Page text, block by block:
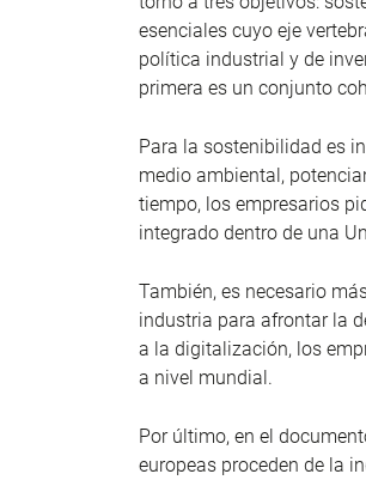
esenciales cuyo eje
política industrial y de
primera es un conjunto
Para la sostenibilidad es
medio ambiental,
tiempo, los empresarios
integrado dentro de una
También, es necesario
industria para afrontar la
a la digitalización, los
a nivel mundial.
Por último, en el
europeas proceden de la